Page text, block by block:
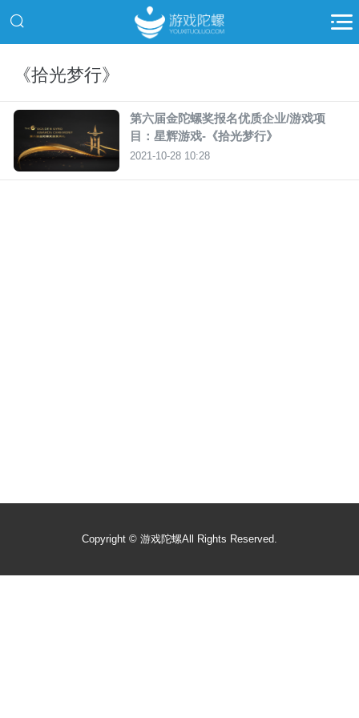
《拾光梦行》
第六届金陀螺奖报名优质企业/游戏项
目：星辉游戏-《拾光梦行》
2021-10-28 10:28
Copyright © 游戏陀螺All Rights Reserved.